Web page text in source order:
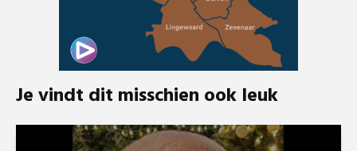
Je vindt dit misschien ook leuk